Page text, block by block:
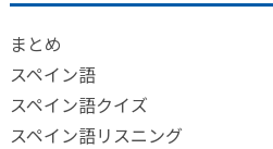
まとめ
スペイン語
スペイン語クイズ
スペイン語リスニング